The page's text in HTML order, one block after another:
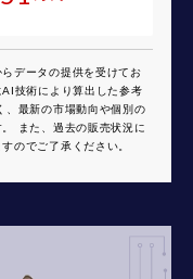
データの提供を受けてお
技術により算出した参考
、最新の市場動向や個別の
また、過去の販売状況に
のでご了承ください。